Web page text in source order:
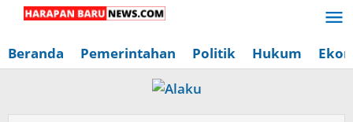
Lewati
konten
Beranda Pemerintahan Politik Hukum